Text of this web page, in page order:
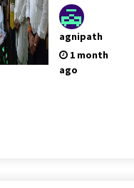
नवीन भवन में
स्थानांतरित
करने की मांग;
ब्लॉक
कांग्रेस ने
agnipath
1 month
ago